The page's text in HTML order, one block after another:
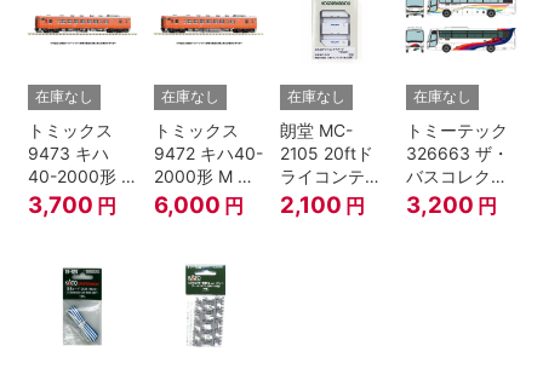
在庫なし
トミックス
9473 キハ
40-2000形 T
Nゲージ
3,700 円
在庫なし
トミックス
9472 キハ40-
2000形 M N
ゲージ
6,000 円
在庫なし
朗堂 MC-
2105 20ftド
ライコンテナ
タイプ
TRANCY
2,100 円
在庫なし
トミーテック
326663 ザ・
バスコレクシ
ョン 西日本鉄
道・九州産交
3,200 円